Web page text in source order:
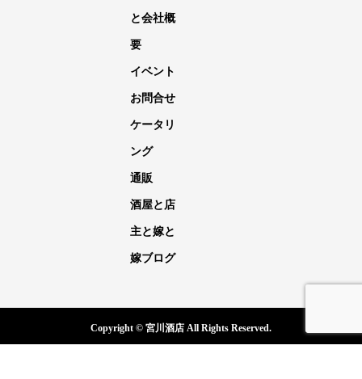
と会社概
要
イベント
お問合せ
ケータリ
ング
通販
酒屋と店
主と嫁と
嫁ブログ
Copyright © 宮川酒店 All Rights Reserved.
メール イベント 嫁ブログ